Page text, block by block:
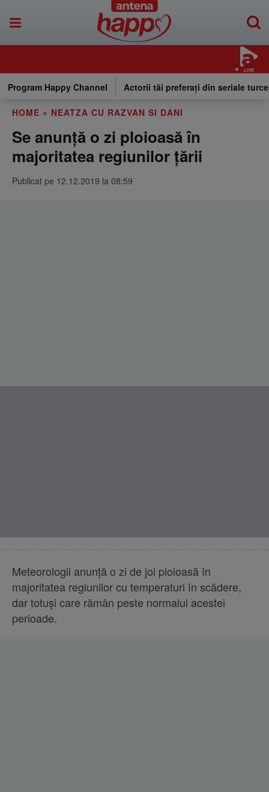
LIVE
Program Happy Channel Actorii tăi preferați din seriale
HOME » NEATZA CU RAZVAN SI DANI
Se anunţă o zi ploioasă în
majoritatea regiunilor ţării
Publicat pe 12.12.2019 la 08:59
Meteorologii anunţă o zi de joi ploioasă în
majoritatea regiunilor cu temperaturi în scădere,
dar totuşi care rămân peste normalul acestei
perioade.